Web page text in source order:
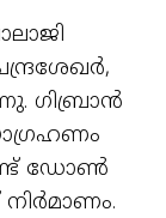
ഗിബ്രാന്‍
ഡോണ്‍